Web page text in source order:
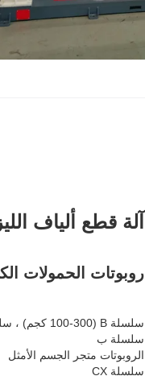
آلة قطع ألياف
روبوتات الحمولات
سلسلة B (100-300 كجم) ، سلسلة CX (110-210 كجم) ، سلسلة Z (100-300 كجم)
سلسلة ب
الروبوتات متجر الجسم الأمثل
سلسلة CX